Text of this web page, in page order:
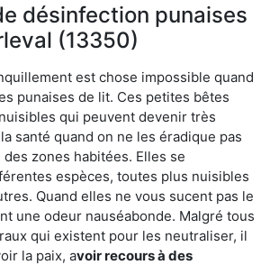
désinfection punaises
(13350)
est chose impossible quand
punaises de lit. Ces petites bêtes
qui peuvent devenir très
santé quand on ne les éradique pas
zones habitées. Elles se
espèces, toutes plus nuisibles
Quand elles ne vous sucent pas le
une odeur nauséabonde. Malgré tous
qui existent pour les neutraliser, il
la paix, avoir recours à des